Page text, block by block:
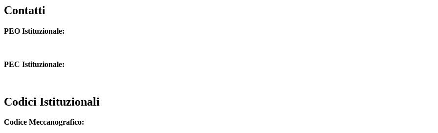
Contatti
PEO Istituzionale:
PEC Istituzionale:
Codici Istituzionali
Codice Meccanografico: